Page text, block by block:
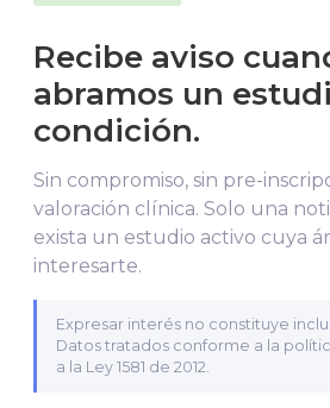
Recibe aviso
abramos un
condición.
Sin compromiso, sin pre-
valoración clínica. Solo una
exista un estudio activo cuya
interesarte.
Expresar interés no constituye
Datos tratados conforme a la
a la Ley 1581 de 2012.